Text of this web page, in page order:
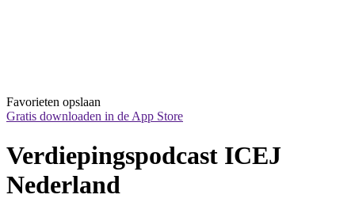
Favorieten opslaan
Gratis downloaden in de App Store
Verdiepingspodcast ICEJ
Nederland